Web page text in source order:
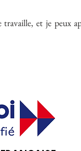
travaille, et je